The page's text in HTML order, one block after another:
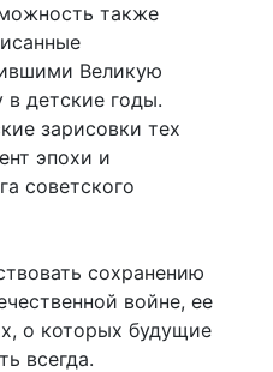
также
Великую
в детские годы.
зарисовки тех
эпохи и
советского
сохранению
войне, ее
о которых будущие
всегда.